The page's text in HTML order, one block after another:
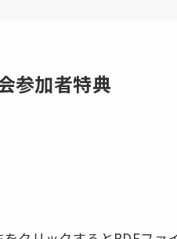
参加者特典